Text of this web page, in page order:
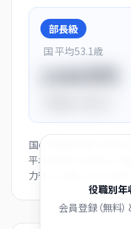
部長級
国 平均53.1歳
役職別年
会員登録（無料
国の役職別賃金（部長・
平均年収から逆算した
力後にご覧いただけます。